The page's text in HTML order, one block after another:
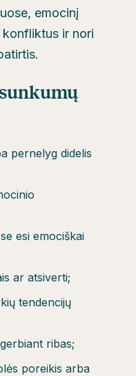
emocinį
ir nori
pernelyg didelis
esi emociškai
ar atsiverti;
tendencijų
ribas;
poreikis arba